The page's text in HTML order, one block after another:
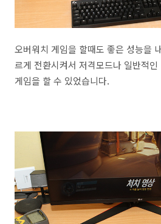
오버워치 게임을 할때도 좋은 성능을
르게 전환시켜서 저격모드나 일반적
게임을 할 수 있었습니다.